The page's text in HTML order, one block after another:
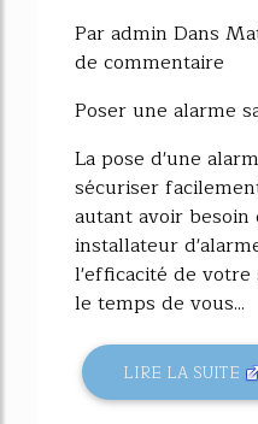
Par admin Dans
de commentaire
Poser une alarme
La pose d'une
sécuriser
autant avoir
installateur
l'efficacité de votre
le temps de vous...
LIRE LA SUITE